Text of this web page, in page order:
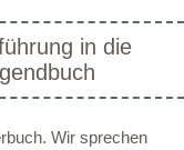
in die
Wir sprechen